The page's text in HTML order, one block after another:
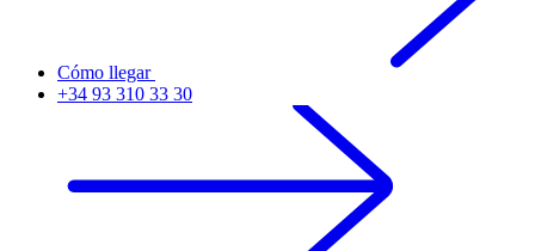
Cómo llegar
+34 93 310 33 30